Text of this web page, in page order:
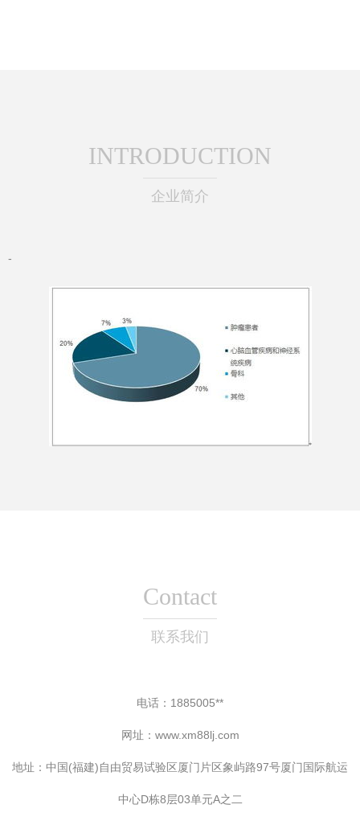
INTRODUCTION
企业简介
-
Contact
联系我们
电话：1885005**
网址： www.xm88lj.com
地址：中国(福建)自由贸易试验区厦门片区象屿路97号厦门国际航运
中心D栋8层03单元A之二